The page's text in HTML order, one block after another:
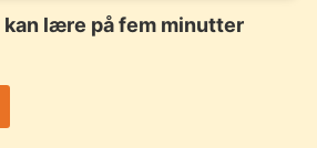
kan lære på fem minutter